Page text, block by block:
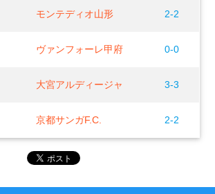
モンテディオ山形 2-2
ヴァンフォーレ甲府 0-0
大宮アルディージャ 3-3
京都サンガF.C. 2-2